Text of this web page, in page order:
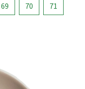
69 70 71